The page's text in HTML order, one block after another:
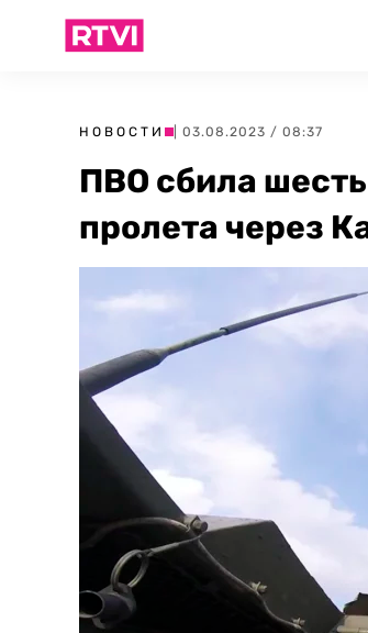
НОВОСТИ | 03.08.2023 / 08:37
ПВО сбила
пролета через